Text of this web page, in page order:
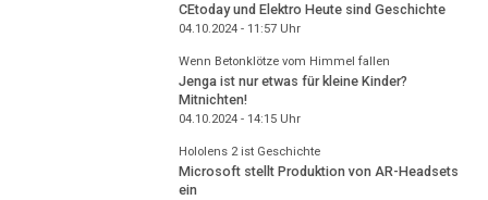
CEtoday und Elektro Heute sind Geschichte
04.10.2024 - 11:57Uhr
Wenn Betonklötze vom Himmel fallen
Jenga ist nur etwas für kleine Kinder?
Mitnichten!
04.10.2024 - 14:15Uhr
Hololens 2 ist Geschichte
Microsoft stellt Produktion von AR-Headsets
ein